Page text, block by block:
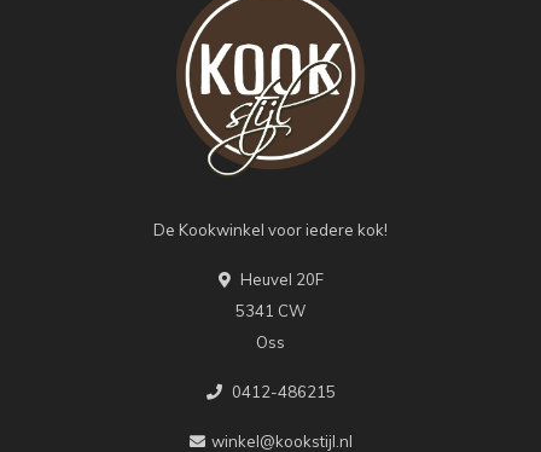
De Kookwinkel voor iedere kok!
Heuvel 20F
5341 CW
Oss
0412-486215
winkel@kookstijl.nl